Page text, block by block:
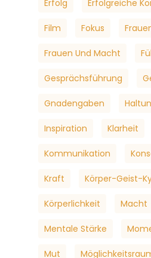
Erfolg Erfolgreiche
Film Fokus
Frauen Und Macht
Gesprächsführung
Gnadengaben
Inspiration Klarheit
Kommunikation
Kraft Körper-Geist-
Körperlichkeit Macht
Mentale Stärke
Mut